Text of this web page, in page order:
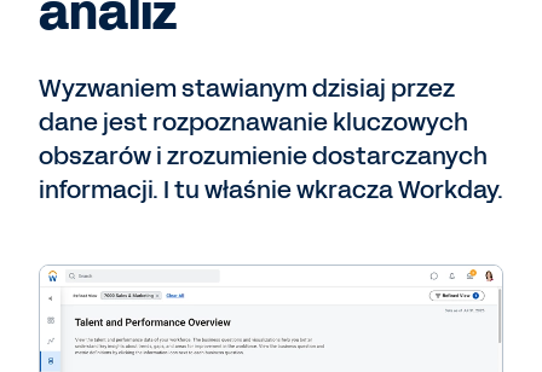
Wyzwaniem stawianym dzisiaj przez
dane jest rozpoznawanie kluczowych
obszarów i zrozumienie dostarczanych
informacji. I tu właśnie wkracza Workday.